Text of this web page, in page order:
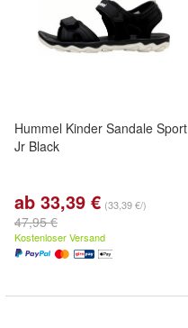
Hummel Kinder Sandale Sport
Jr Black
ab 33,39 € (33,39 €/)
47,95 €
Kostenloser Versand